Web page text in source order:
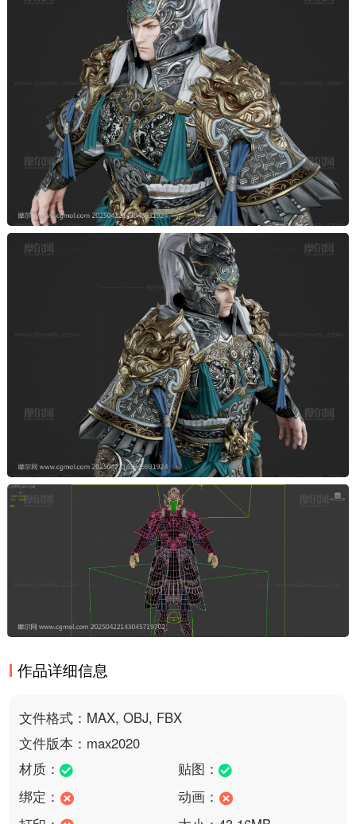
作品详细信息
文件格式：MAX, OBJ, FBX
文件版本：max2020
材质：
贴图：
绑定：
动画：